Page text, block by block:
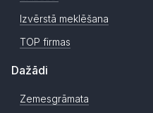
Izvērstā meklēšana
TOP firmas
Dažādi
Zemesgrāmata